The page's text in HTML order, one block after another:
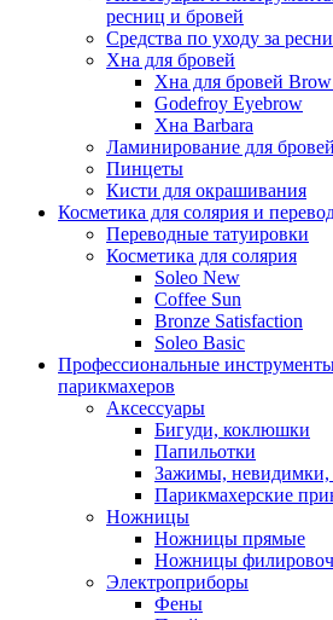
ресниц и бровей
Средства по уходу за
Хна для бровей
Хна для бровей
Godefroy Eyebrow
Хна Barbara
Ламинирование для
Пинцеты
Кисти для окрашивания
Косметика для солярия и
Переводные татуировки
Косметика для солярия
Soleo New
Coffee Sun
Bronze Satisfaction
Soleo Basic
Профессиональные
парикмахеров
Аксессуары
Бигуди, коклюшки
Папильотки
Зажимы,
Парикмахерские
Ножницы
Ножницы прямые
Ножницы
Электроприборы
Фены